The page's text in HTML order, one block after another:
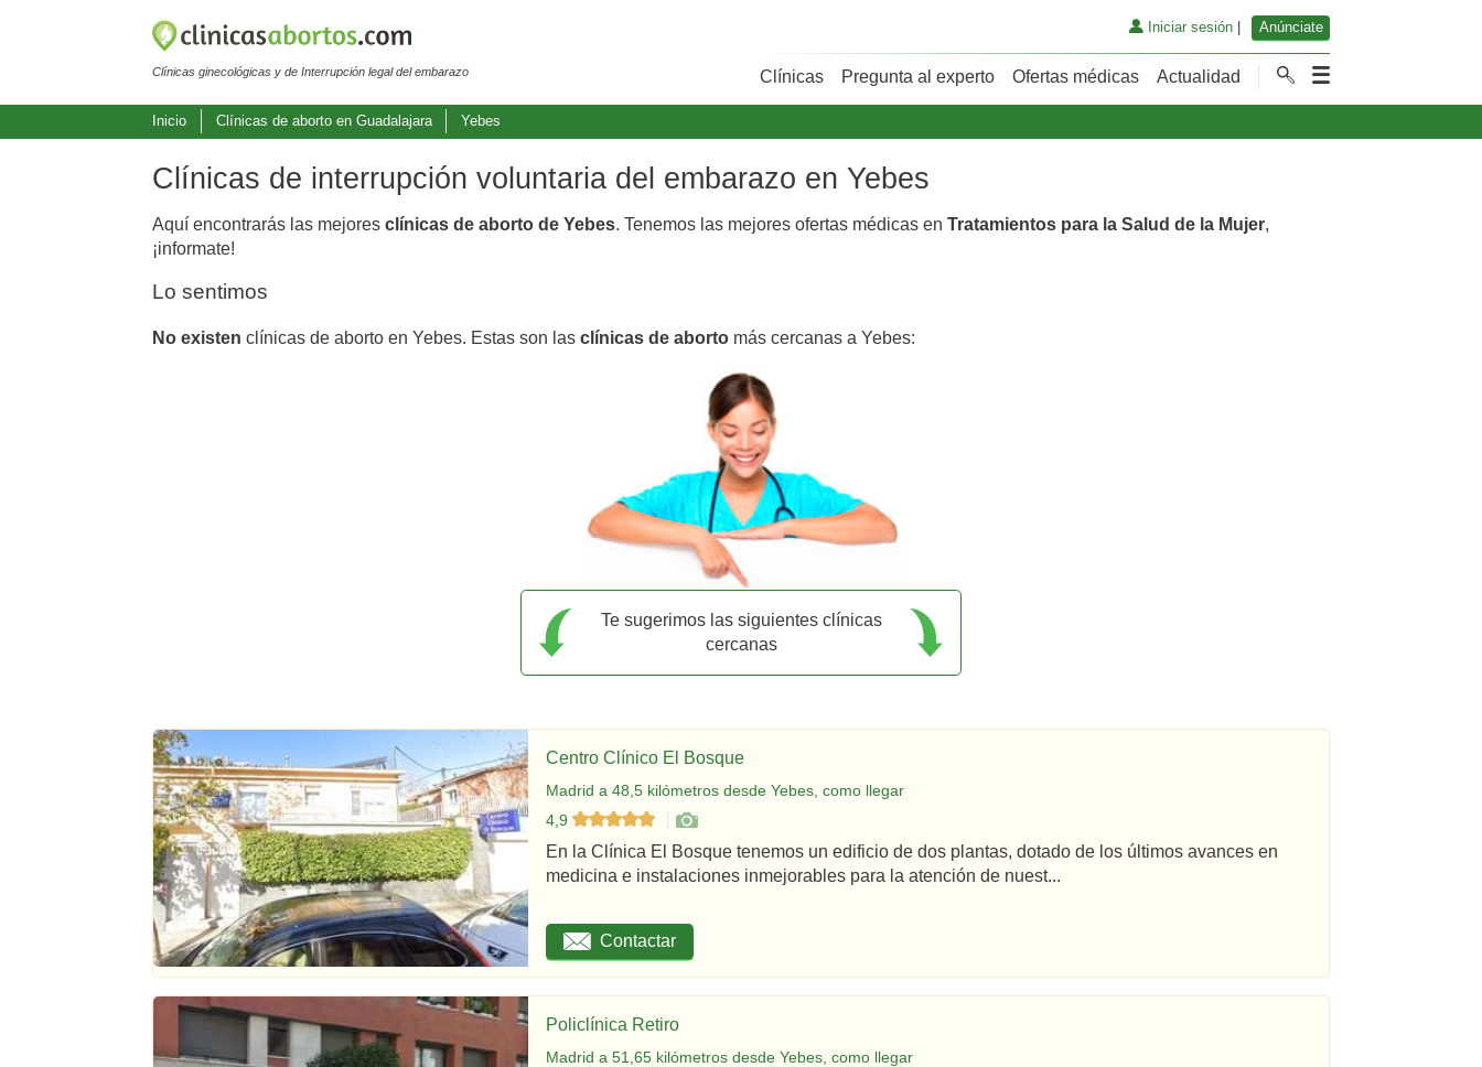
Clínicas ginecológicas y de Interrupción legal del embarazo
Iniciar sesión| Anúnciate
Clínicas Pregunta al experto Ofertas médicas Actualidad
Inicio Clínicas de aborto en Guadalajara Yebes
Clínicas de interrupción voluntaria del embarazo en Yebes
Aquí encontrarás las mejores clínicas de aborto de Yebes. Tenemos las mejores ofertas médicas en Tratamientos para la Salud de la Mujer,
¡informate!
Lo sentimos
No existen clínicas de aborto en Yebes. Estas son las clínicas de aborto más cercanas a Yebes:
Te sugerimos las siguientes clínicas
cercanas
Centro Clínico El Bosque
Madrid a 48,5 kilómetros desde Yebes, como llegar
4,9
En la Clínica El Bosque tenemos un edificio de dos plantas, dotado de los últimos avances en
medicina e instalaciones inmejorables para la atención de nuest...
Contactar
Policlínica Retiro
Madrid a 51,65 kilómetros desde Yebes, como llegar